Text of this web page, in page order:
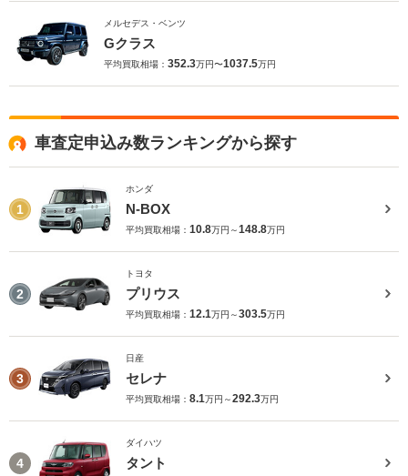
メルセデス・ベンツ
Gクラス
平均買取相場： 352.3万円〜1037.5万円
車査定申込み数ランキングから探す
1
ホンダ
N-BOX
平均買取相場： 10.8万円～148.8万円
2
トヨタ
プリウス
平均買取相場： 12.1万円～303.5万円
3
日産
セレナ
平均買取相場： 8.1万円～292.3万円
4
ダイハツ
タント